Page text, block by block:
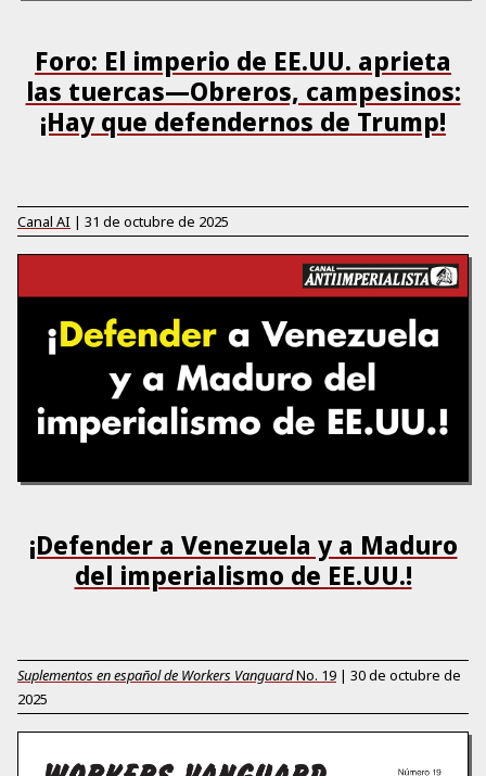
Foro: El imperio de EE.UU. aprieta
las tuercas—Obreros, campesinos:
¡Hay que defendernos de Trump!
Canal AI | 31 de octubre de 2025
¡Defender a Venezuela y a Maduro
del imperialismo de EE.UU.!
Suplementos en español de Workers VanguardNo. 19 | 30 de octubre de
2025